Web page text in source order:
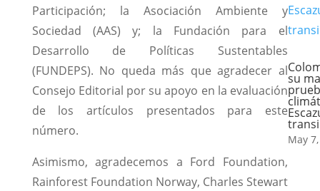
Participación; la Asociación Ambiente y
Sociedad (AAS) y; la Fundación para el
Desarrollo de Políticas Sustentables
(FUNDEPS). No queda más que agradecer al
Consejo Editorial por su apoyo en la evaluación
de los artículos presentados para este
número.
Asimismo, agradecemos a Ford Foundation,
Rainforest Foundation Norway, Charles Stewart
su
May